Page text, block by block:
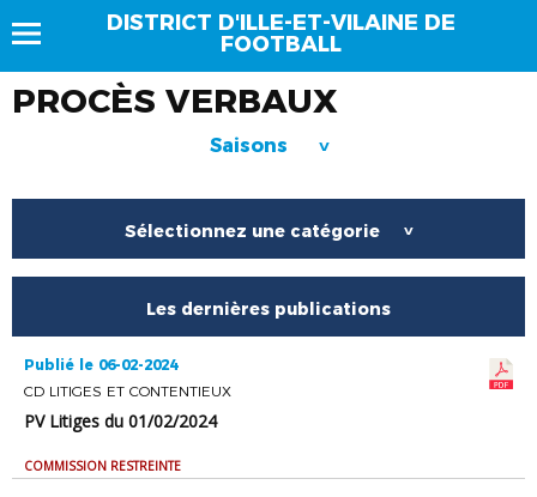
DISTRICT D'ILLE-ET-VILAINE DE
FOOTBALL
PROCÈS VERBAUX
Saisons >
Sélectionnez une catégorie >
Les dernières publications
Publié le 06-02-2024
CD LITIGES ET CONTENTIEUX
PV Litiges du 01/02/2024
COMMISSION RESTREINTE